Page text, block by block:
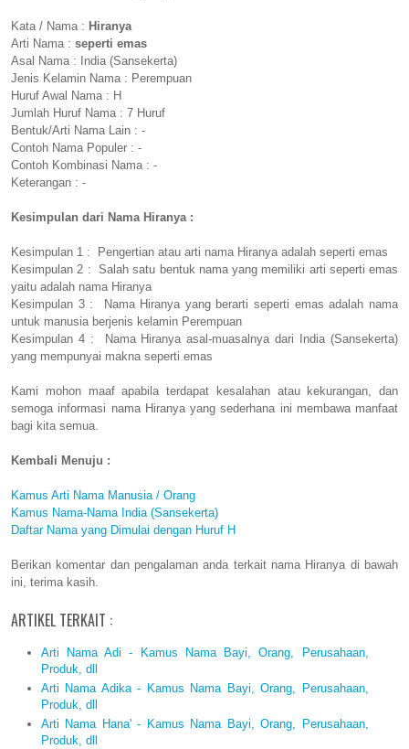
Kata / Nama : Hiranya
Arti Nama : seperti emas
Asal Nama : India (Sansekerta)
Jenis Kelamin Nama : Perempuan
Huruf Awal Nama : H
Jumlah Huruf Nama : 7 Huruf
Bentuk/Arti Nama Lain : -
Contoh Nama Populer : -
Contoh Kombinasi Nama : -
Keterangan : -
Kesimpulan dari Nama Hiranya :
Kesimpulan 1 : Pengertian atau arti nama Hiranya adalah seperti emas
Kesimpulan 2 : Salah satu bentuk nama yang memiliki arti seperti emas
yaitu adalah nama Hiranya
Kesimpulan 3 : Nama Hiranya yang berarti seperti emas adalah nama
untuk manusia berjenis kelamin Perempuan
Kesimpulan 4 : Nama Hiranya asal-muasalnya dari India (Sansekerta)
yang mempunyai makna seperti emas
Kami mohon maaf apabila terdapat kesalahan atau kekurangan, dan
semoga informasi nama Hiranya yang sederhana ini membawa manfaat
bagi kita semua.
Kembali Menuju :
Kamus Arti Nama Manusia / Orang
Kamus Nama-Nama India (Sansekerta)
Daftar Nama yang Dimulai dengan Huruf H
Berikan komentar dan pengalaman anda terkait nama Hiranya di bawah
ini, terima kasih.
ARTIKEL TERKAIT :
Arti Nama Adi - Kamus Nama Bayi, Orang, Perusahaan,
Produk, dll
Arti Nama Adika - Kamus Nama Bayi, Orang, Perusahaan,
Produk, dll
Arti Nama Hana' - Kamus Nama Bayi, Orang, Perusahaan,
Produk, dll